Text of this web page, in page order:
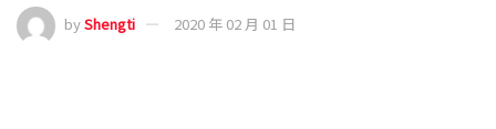
byShengti 2020 年 02 月 01 日